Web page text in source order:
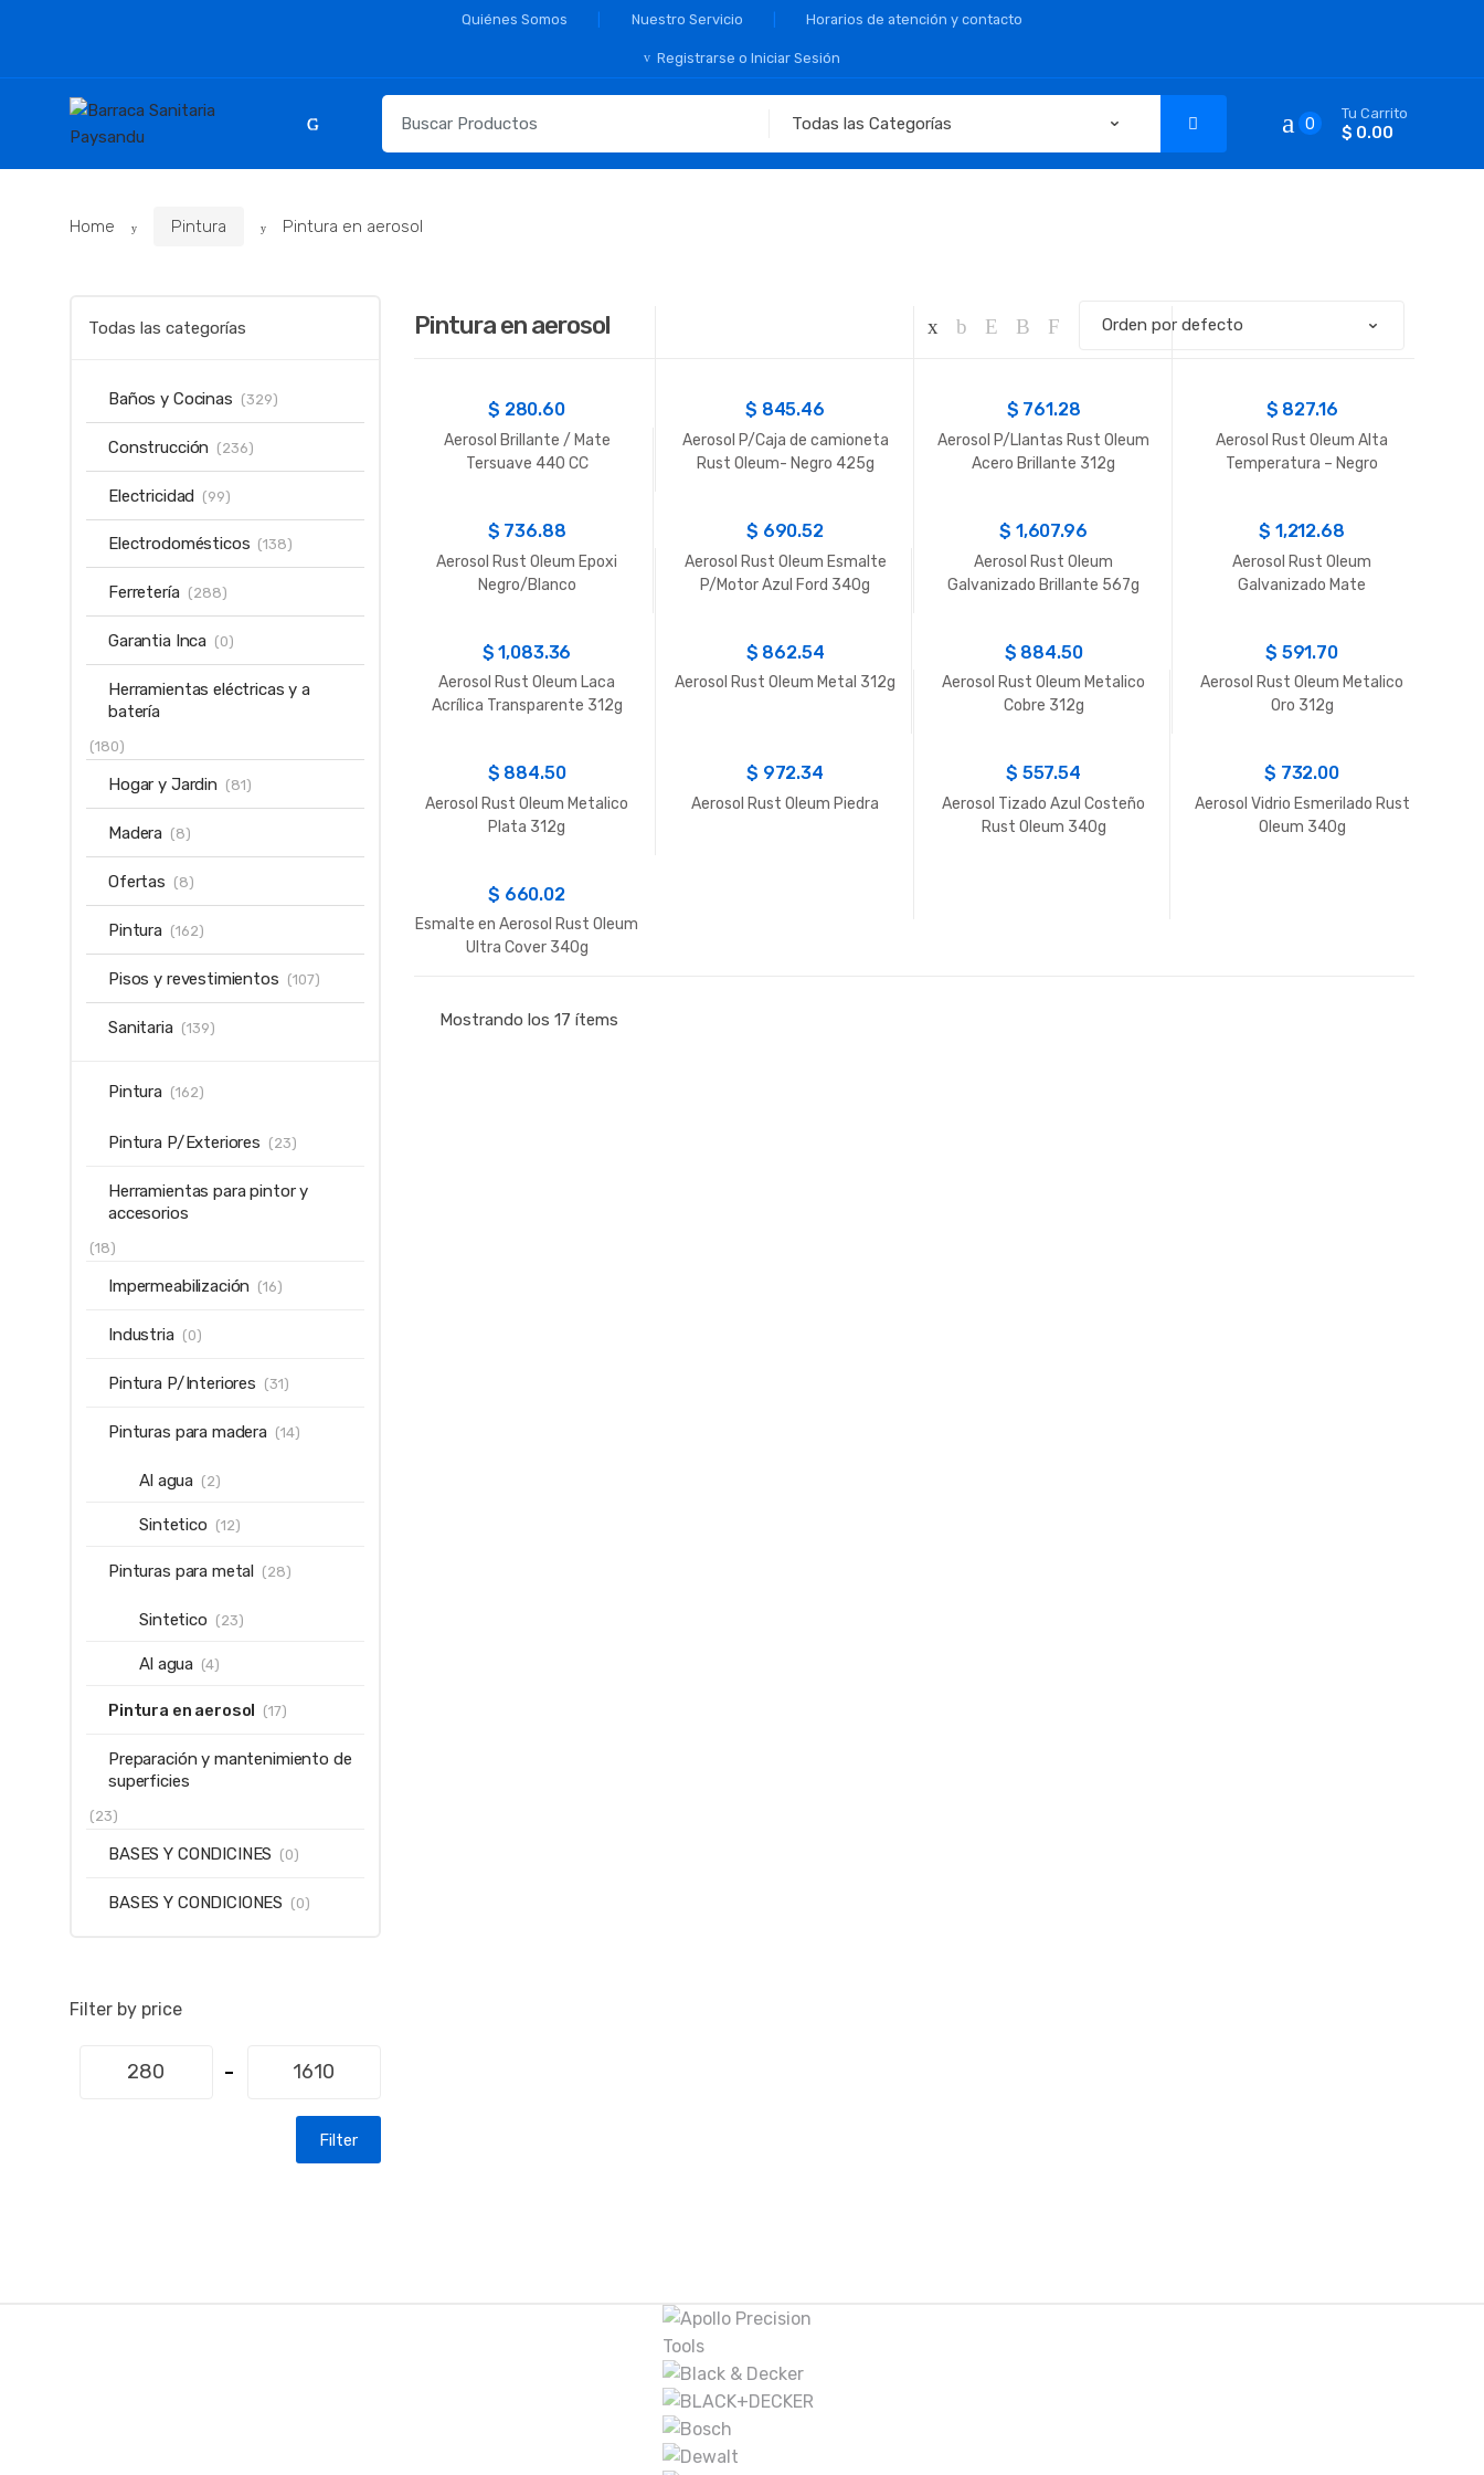
Quiénes Somos Nuestro Servicio Horarios de atención y contacto
Registrarse o Iniciar Sesión
para:
0
Tu Carrito
$ 0.00
Home Pintura Pintura en aerosol
Pintura en aerosol
$ 280.60
Aerosol Brillante / Mate
Tersuave 440 CC
$ 845.46
Aerosol P/Caja de camioneta
Rust Oleum- Negro 425g
$ 761.28
Aerosol P/Llantas Rust Oleum
Acero Brillante 312g
$ 827.16
Aerosol Rust Oleum Alta
Temperatura – Negro
$ 736.88
Aerosol Rust Oleum Epoxi
Negro/Blanco
$ 690.52
Aerosol Rust Oleum Esmalte
P/Motor Azul Ford 340g
$ 1,607.96
Aerosol Rust Oleum
Galvanizado Brillante 567g
$ 1,212.68
Aerosol Rust Oleum
Galvanizado Mate
$1,083.36
Aerosol Rust Oleum Laca
Acrílica Transparente 312g
$ 862.54
Aerosol Rust Oleum Metal 312g
$ 884.50
Aerosol Rust Oleum Metalico
Cobre 312g
$ 591.70
Aerosol Rust Oleum Metalico
Oro 312g
$ 884.50
Aerosol Rust Oleum Metalico
Plata 312g
$ 972.34
Aerosol Rust Oleum Piedra
$ 557.54
Aerosol Tizado Azul Costeño
Rust Oleum 340g
$ 732.00
Aerosol Vidrio Esmerilado Rust
Oleum 340g
$ 660.02
Esmalte en Aerosol Rust Oleum
Ultra Cover 340g
Mostrando los 17 ítems
Todas las categorías
Baños y Cocinas (329)
Construcción (236)
Electricidad (99)
Electrodomésticos (138)
Ferretería (288)
Garantia Inca (0)
Herramientas eléctricas y a
batería
(180)
Hogar y Jardin (81)
Madera (8)
Ofertas (8)
Pintura (162)
Pisos y revestimientos (107)
Sanitaria (139)
Pintura (162)
Pintura P/Exteriores (23)
Herramientas para pintor y
accesorios
(18)
Impermeabilización (16)
Industria (0)
Pintura P/Interiores (31)
Pinturas para madera (14)
Al agua (2)
Sintetico (12)
Pinturas para metal (28)
Sintetico (23)
Al agua (4)
Pintura en aerosol (17)
Preparación y mantenimiento de
superficies
(23)
BASES Y CONDICINES (0)
BASES Y CONDICIONES (0)
Filter by price
Filter